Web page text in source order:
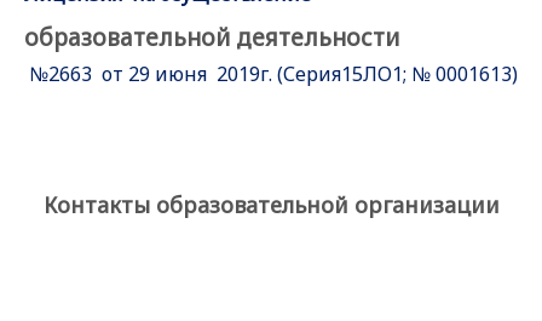
образовательной деятельности
№2663 от 29 июня 2019г. (Серия15ЛО1; № 0001613)
Контакты образовательной организации